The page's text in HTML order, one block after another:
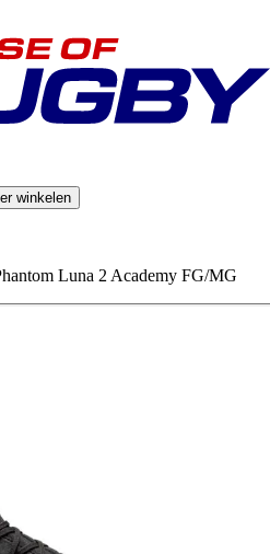
winkelen
Luna 2 Academy FG/MG